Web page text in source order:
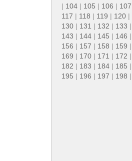
| 104 | 105 | 106 | 107
117 | 118 | 119 | 120 |
130 | 131 | 132 | 133 |
143 | 144 | 145 | 146 |
156 | 157 | 158 | 159 |
169 | 170 | 171 | 172 |
182 | 183 | 184 | 185 |
195 | 196 | 197 | 198 |